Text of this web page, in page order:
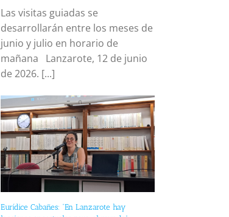
Las visitas guiadas se
desarrollarán entre los meses de
junio y julio en horario de
mañana Lanzarote, 12 de junio
de 2026. [...]
Eurídice Cabañes: “En Lanzarote hay